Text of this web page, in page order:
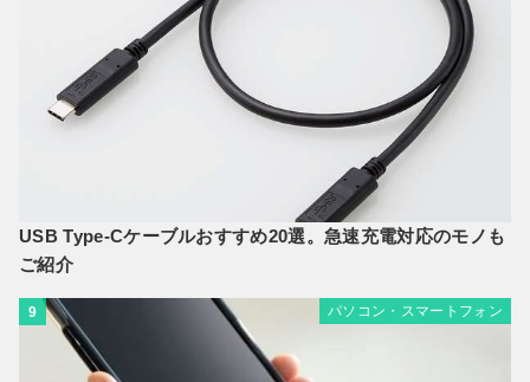
USB Type-Cケーブルおすすめ20選。急速充電対応のモノも
ご紹介
9 パソコン・スマートフォン